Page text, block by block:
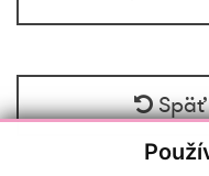
Späť